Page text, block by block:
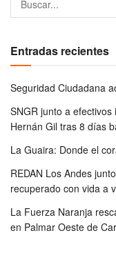
Entradas recientes
Seguridad Ciudadana
SNGR junto a
Hernán Gil tras 8 días
La Guaira: Donde el
REDAN Los Andes
recuperado con vida a
La Fuerza Naranja
en Palmar Oeste de